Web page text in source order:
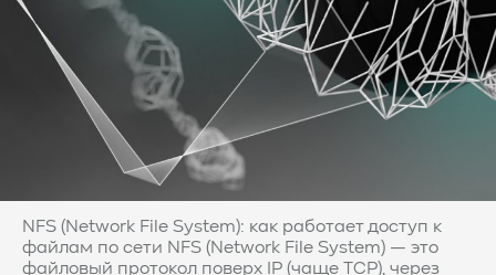
NFS (Network File System): как работает доступ к
файлам по сети NFS (Network File System) — это
файловый протокол поверх IP (чаще TCP), через